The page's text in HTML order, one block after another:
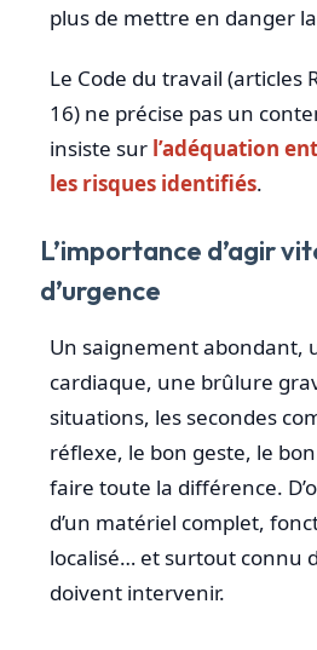
plus de mettre en danger
Le Code du travail (articles
16) ne précise pas un
insiste sur l’adéquation
les risques identifiés.
L’importance d’agir
d’urgence
Un saignement abondant,
cardiaque, une brûlure
situations, les secondes
réflexe, le bon geste, le
faire toute la différence.
d’un matériel complet,
localisé… et surtout connu
doivent intervenir.